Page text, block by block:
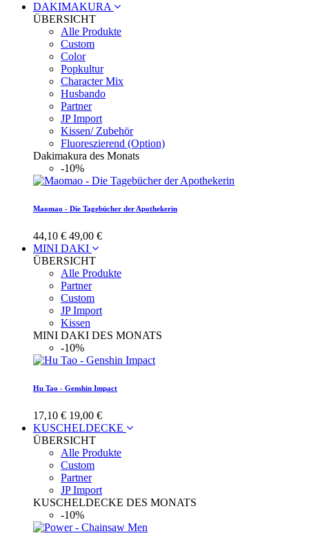
DAKIMAKURA
ÜBERSICHT
Alle Produkte
Custom
Color
Popkultur
Character Mix
Husbando
Partner
JP Import
Kissen/ Zubehör
Fluoreszierend (Option)
Dakimakura des Monats
-10%
Maomao - Die Tagebücher der Apothekerin
44,10 € 49,00 €
MINI DAKI
ÜBERSICHT
Alle Produkte
Partner
Custom
JP Import
Kissen
MINI DAKI DES MONATS
-10%
Hu Tao - Genshin Impact
17,10 € 19,00 €
KUSCHELDECKE
ÜBERSICHT
Alle Produkte
Custom
Partner
JP Import
KUSCHELDECKE DES MONATS
-10%